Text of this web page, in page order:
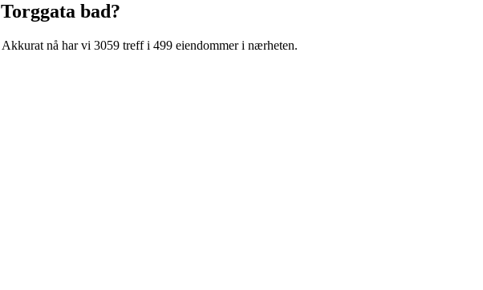
Torggata bad?
Akkurat nå har vi 3059 treff i 499 eiendommer i nærheten.